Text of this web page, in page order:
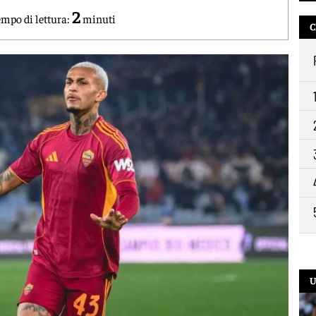
di lettura: 2minuti
9:291